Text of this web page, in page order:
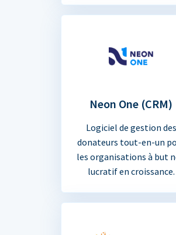
Neon One (CRM)
Logiciel de gestion des
donateurs tout-en-un
les organisations à but
lucratif en croissance.